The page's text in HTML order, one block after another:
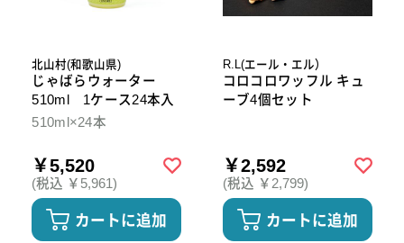
北山村(和歌山県)
じゃばらウォーター
510ml 1ケース24本入
510ml×24本
￥5,520
(税込 ￥5,961)
カートに追加
R.L(エール・エル）
コロコロワッフル キュ
ーブ4個セット
￥2,592
(税込 ￥2,799)
カートに追加